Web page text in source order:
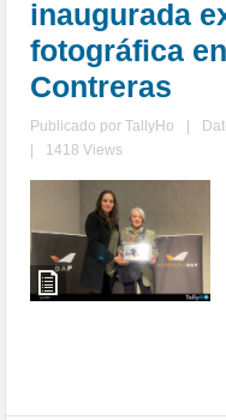
inaugurada
fotográfica
Contreras
Publicado porTallyHo
1418 Views